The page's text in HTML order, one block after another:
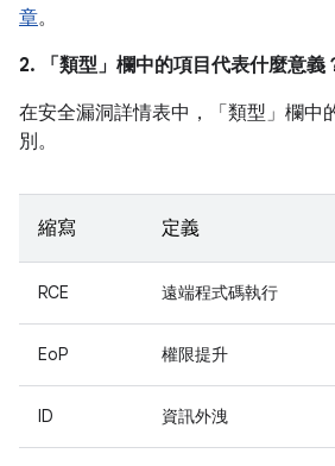
章。
2. 「類型」 欄中的項目代表什麼意義
在安全漏洞詳情表中，「類型」 欄中
別。
縮寫 定義
RCE 遠端程式碼執行
EoP 權限提升
ID 資訊外洩